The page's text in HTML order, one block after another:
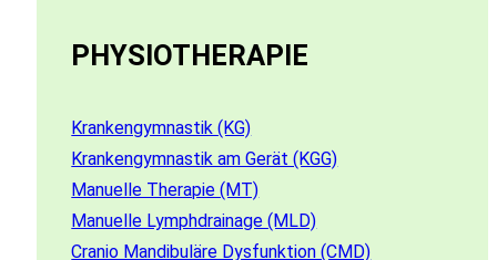
PHYSIOTHERAPIE
Krankengymnastik (KG)
Krankengymnastik am Gerät (KGG)
Manuelle Therapie (MT)
Manuelle Lymphdrainage (MLD)
Cranio Mandibuläre Dysfunktion (CMD)